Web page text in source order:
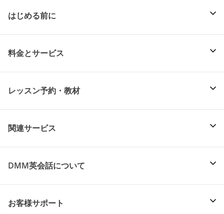
はじめる前に
料金とサービス
レッスン予約・教材
関連サービス
DMM英会話について
お客様サポート